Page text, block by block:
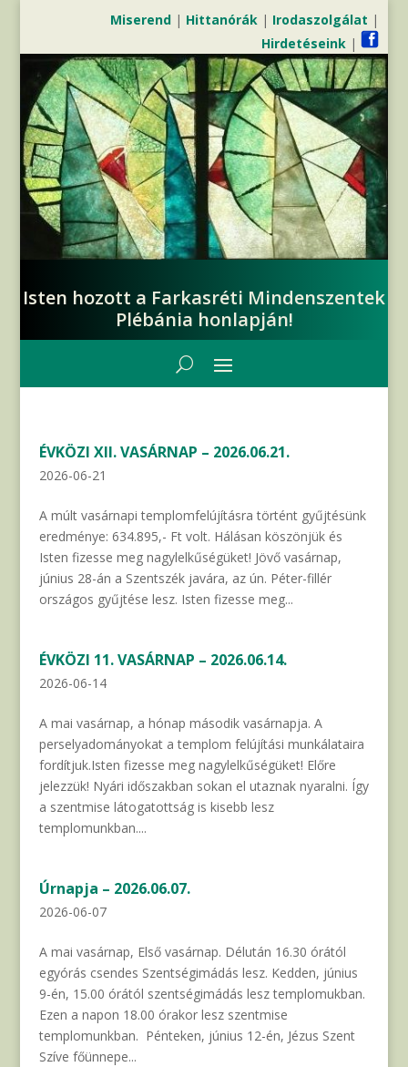
Miserend| Hittanórák| Irodaszolgálat |
Hirdetéseink|
Isten hozott a Farkasréti Mindenszentek
Plébánia honlapján!
ÉVKÖZI XII. VASÁRNAP – 2026.06.21.
2026-06-21
A múlt vasárnapi templomfelújításra történt gyűjtésünk
eredménye: 634.895,- Ft volt. Hálásan köszönjük és
Isten fizesse meg nagylelkűségüket! Jövő vasárnap,
június 28-án a Szentszék javára, az ún. Péter-fillér
országos gyűjtése lesz. Isten fizesse meg...
ÉVKÖZI 11. VASÁRNAP – 2026.06.14.
2026-06-14
A mai vasárnap, a hónap második vasárnapja. A
perselyadományokat a templom felújítási munkálataira
fordítjuk.Isten fizesse meg nagylelkűségüket! Előre
jelezzük! Nyári időszakban sokan el utaznak nyaralni. Így
a szentmise látogatottság is kisebb lesz
templomunkban....
Úrnapja – 2026.06.07.
2026-06-07
A mai vasárnap, Első vasárnap. Délután 16.30 órától
egyórás csendes Szentségimádás lesz. Kedden, június
9-én, 15.00 órától szentségimádás lesz templomukban.
Ezen a napon 18.00 órakor lesz szentmise
templomunkban. Pénteken, június 12-én, Jézus Szent
Szíve főünnepe...